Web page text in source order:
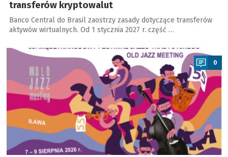
transferów kryptowalut
Banco Central do Brasil zaostrzy zasady dotyczące transferów
aktywów wirtualnych. Od 1 stycznia 2027 r. część …
a
0